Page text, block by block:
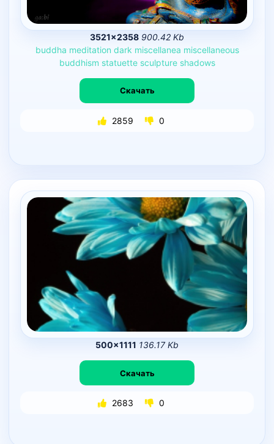
3521×2358 900.42 Kb
buddha meditation dark miscellanea miscellaneous
buddhism statuette sculpture shadows
Скачать
2859 0
500×1111 136.17 Kb
Скачать
2683 0